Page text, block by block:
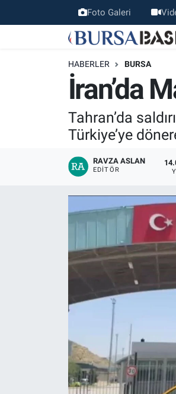
Foto Galeri
HABERLER BURSA
İran’da
Tahran’da
Türkiye’ye
RAVZA ASLAN
EDITÖR
Bursa Haber
Bilim, Teknoloji
KÜLTÜR-SANAT
Ekonomi
Bursa Nöbetçi Eczaneler
Bursa Hava Durumu
Bursa Trafik Yoğunluk Haritası
Süper Lig Puan Durumu ve
Tüm Manşetler
Son Dakika Haberleri
Haber Arşivi